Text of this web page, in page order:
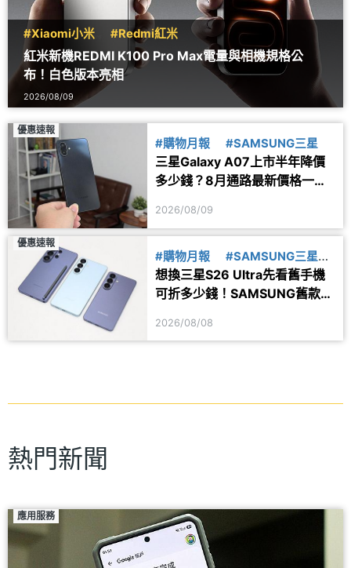
#Xiaomi小米 #Redmi紅米
紅米新機REDMI K100 Pro Max電量與相機規格公
布！白色版本亮相
2026/08/09
優惠速報
#購物月報 #SAMSUNG三星
三星Galaxy A07上市半年降價
多少錢？8月通路最新價格一次
2026/08/09
優惠速報
#購物月報
#SAMSUNG三星
#舊換新
想換三星S26 Ultra先看舊手機
可折多少錢！SAMSUNG舊款旗
2026/08/08
熱門新聞
應用服務